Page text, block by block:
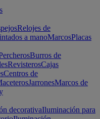
Relojes de
a manoMarcosPlacas
Burros de
RevisterosCajas
Centros de
JarronesMarcos de
decorativaIluminación para